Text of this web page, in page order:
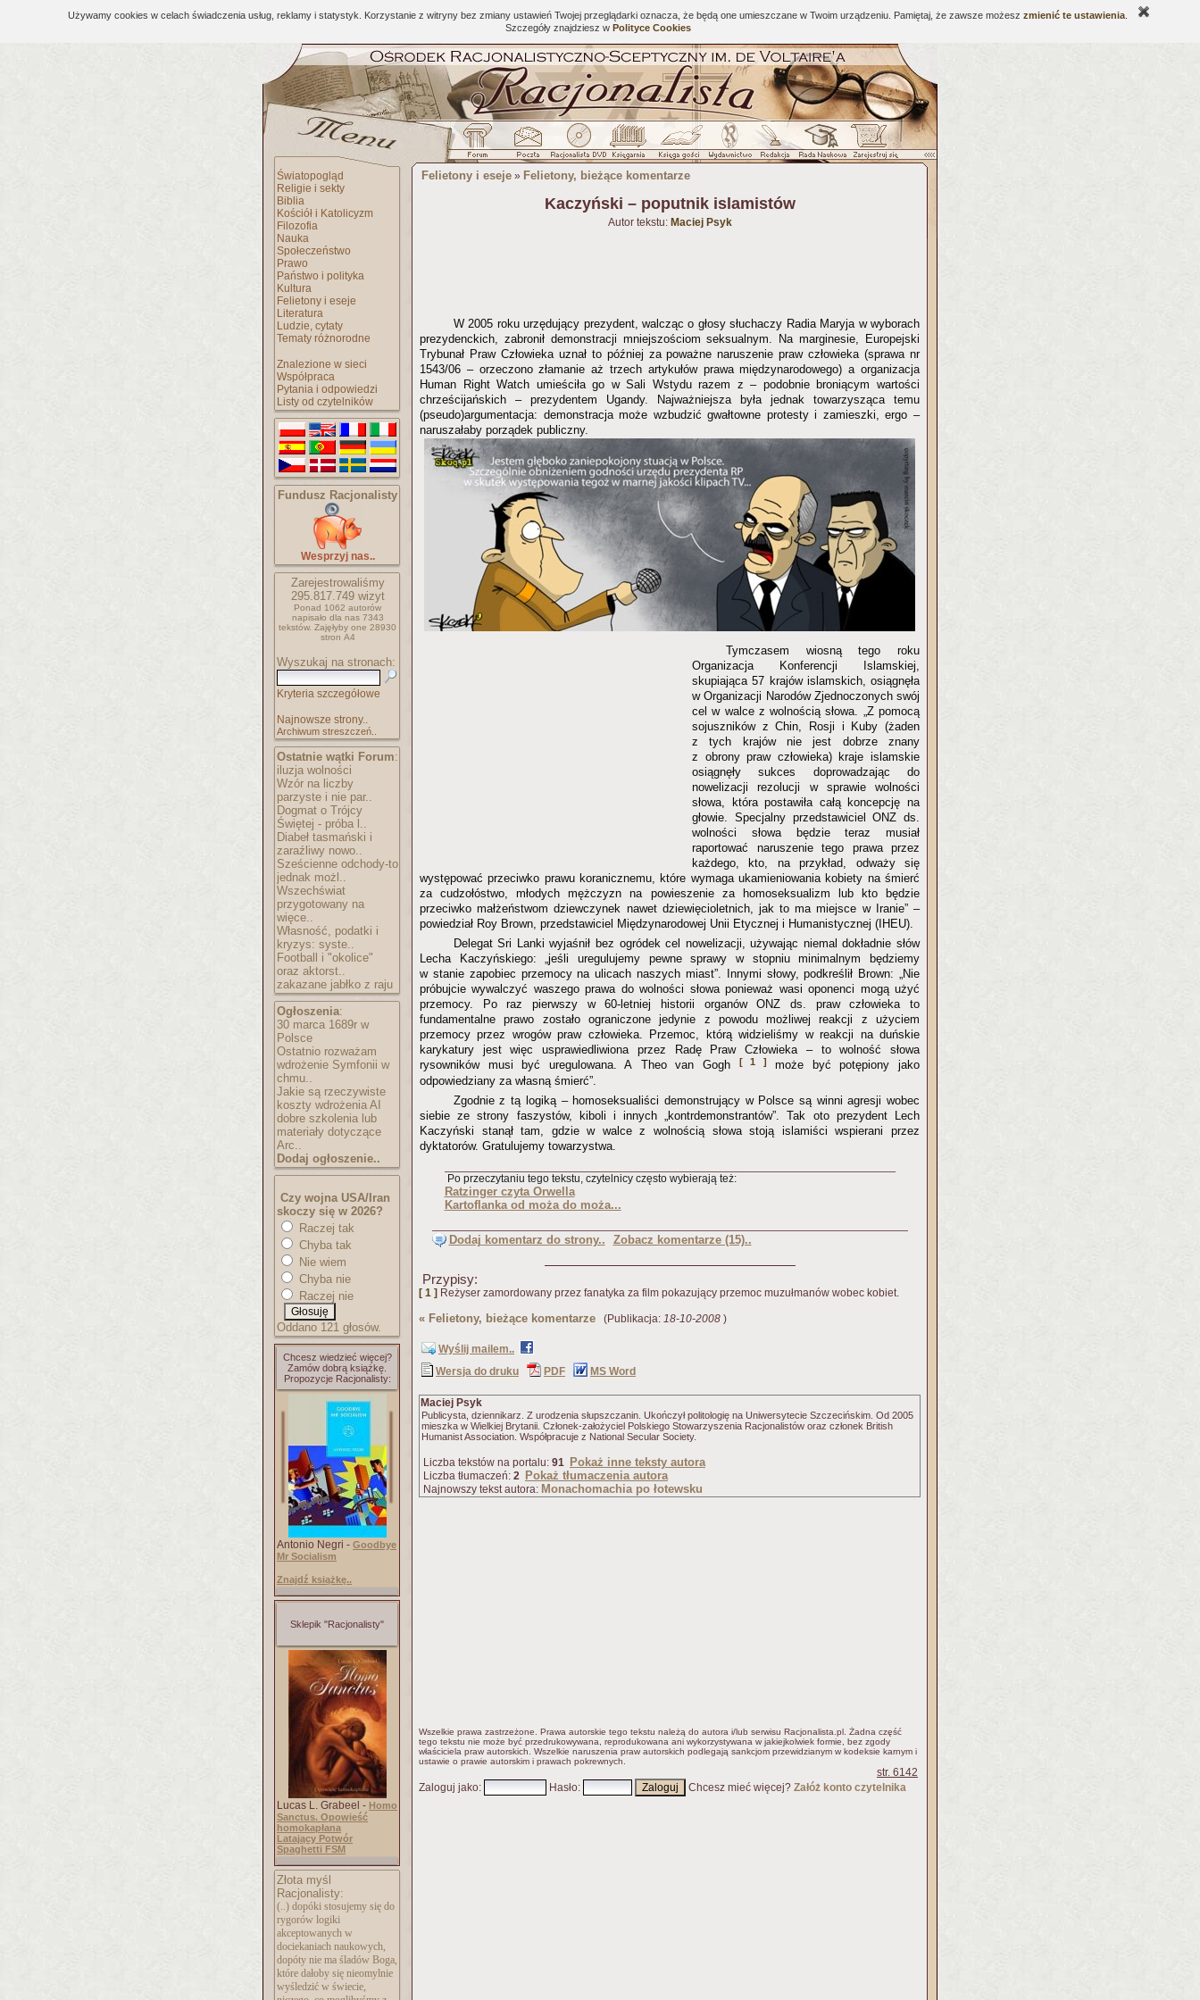
Używamy cookies w celach świadczenia usług, reklamy i statystyk. Korzystanie z witryny bez zmiany ustawień Twojej przeglądarki oznacza, że będą one umieszczane w Twoim urządzeniu. Pamiętaj, że zawsze możesz zmienić te ustawienia
Szczegóły znajdziesz w Polityce Cookies
Światopogląd
Religie i sekty
Biblia
Kościół i Katolicyzm
Filozofia
Nauka
Społeczeństwo
Prawo
Państwo i polityka
Kultura
Felietony i eseje
Literatura
Ludzie, cytaty
Tematy różnorodne
Znalezione w sieci
Współpraca
Pytania i odpowiedzi
Listy od czytelników
Fundusz Racjonalisty
Wesprzyj nas..
Zarejestrowaliśmy
295.817.749wizyt
Ponad 1062 autorów
napisało dla nas 7343
tekstów. Zajęłyby one 28930
stron A4
Wyszukaj na stronach:
Kryteria szczegółowe
Najnowsze strony..
Archiwum streszczeń..
Ostatnie wątki Forum:
iluzja wolności
Wzór na liczby
parzyste i nie par..
Dogmat o Trójcy
Świętej - próba l..
Diabeł tasmański i
zaraźliwy nowo..
Sześcienne odchody-to
jednak możl..
Wszechświat
przygotowany na
więce..
Własność, podatki i
kryzys: syste..
Football i "okolice"
oraz aktorst..
zakazane jabłko z raju
Ogłoszenia:
30 marca 1689r w
Polsce
Ostatnio rozważam
wdrożenie Symfonii w
chmu..
Jakie są rzeczywiste
koszty wdrożenia AI
dobre szkolenia lub
materiały dotyczące
Arc..
Dodaj ogłoszenie..
Czy wojna USA/Iran
skoczy się w 2026?
Raczej tak
Chyba tak
Nie wiem
Chyba nie
Raczej nie
Oddano 121 głosów.
Chcesz wiedzieć więcej?
Zamów dobrą książkę.
Propozycje Racjonalisty:
Antonio Negri - Goodbye
Mr Socialism
Znajdź książkę..
Sklepik "Racjonalisty"
Lucas L. Grabeel - Homo
Sanctus. Opowieść
homokapłana
Latający Potwór
Spaghetti FSM
Złota myśl
Racjonalisty:
(..) dopóki stosujemy się do
rygorów logiki
akceptowanych w
dociekaniach naukowych,
dopóty nie ma śladów Boga,
które dałoby się nieomylnie
wyśledzić w świecie,
Felietony i eseje » Felietony, bieżące komentarze
Kaczyński – poputnik islamistów
Autor tekstu: Maciej Psyk
W 2005 roku urzędujący prezydent, walcząc o głosy słuchaczy Radia Maryja w wyborach
prezydenckich, zabronił demonstracji mniejszościom seksualnym. Na marginesie, Europejski
Trybunał Praw Człowieka uznał to później za poważne naruszenie praw człowieka (sprawa nr
1543/06 – orzeczono złamanie aż trzech artykułów prawa międzynarodowego) a organizacja
Human Right Watch umieściła go w Sali Wstydu razem z – podobnie broniącym wartości
chrześcijańskich – prezydentem Ugandy. Najważniejsza była jednak towarzysząca temu
(pseudo)argumentacja: demonstracja może wzbudzić gwałtowne protesty i zamieszki, ergo –
naruszałaby porządek publiczny.
Tymczasem wiosną tego roku
Organizacja Konferencji Islamskiej,
skupiająca 57 krajów islamskich, osiągnęła
w Organizacji Narodów Zjednoczonych swój
cel w walce z wolnością słowa. „Z pomocą
sojuszników z Chin, Rosji i Kuby (żaden
z tych krajów nie jest dobrze znany
z obrony praw człowieka) kraje islamskie
osiągnęły sukces doprowadzając do
nowelizacji rezolucji w sprawie wolności
słowa, która postawiła całą koncepcję na
głowie. Specjalny przedstawiciel ONZ ds.
wolności słowa będzie teraz musiał
raportować naruszenie tego prawa przez
każdego, kto, na przykład, odważy się
występować przeciwko prawu koranicznemu, które wymaga ukamieniowania kobiety na śmierć
za cudzołóstwo, młodych mężczyzn na powieszenie za homoseksualizm lub kto będzie
przeciwko małżeństwom dziewczynek nawet dziewięcioletnich, jak to ma miejsce w Iranie” –
powiedział Roy Brown, przedstawiciel Międzynarodowej Unii Etycznej i Humanistycznej (IHEU).
Delegat Sri Lanki wyjaśnił bez ogródek cel nowelizacji, używając niemal dokładnie słów
Lecha Kaczyńskiego: „jeśli uregulujemy pewne sprawy w stopniu minimalnym będziemy
w stanie zapobiec przemocy na ulicach naszych miast”. Innymi słowy, podkreślił Brown: „Nie
próbujcie wywalczyć waszego prawa do wolności słowa ponieważ wasi oponenci mogą użyć
przemocy. Po raz pierwszy w 60-letniej historii organów ONZ ds. praw człowieka to
fundamentalne prawo zostało ograniczone jedynie z powodu możliwej reakcji z użyciem
przemocy przez wrogów praw człowieka. Przemoc, którą widzieliśmy w reakcji na duńskie
karykatury jest więc usprawiedliwiona przez Radę Praw Człowieka – to wolność słowa
rysowników musi być uregulowana. A Theo van Gogh
[ 1 ]
może być potępiony jako
odpowiedziany za własną śmierć”.
Zgodnie z tą logiką – homoseksualiści demonstrujący w Polsce są winni agresji wobec
siebie ze strony faszystów, kiboli i innych „kontrdemonstrantów”. Tak oto prezydent Lech
Kaczyński stanął tam, gdzie w walce z wolnością słowa stoją islamiści wspierani przez
dyktatorów. Gratulujemy towarzystwa.
Po przeczytaniu tego tekstu, czytelnicy często wybierają też:
Ratzinger czyta Orwella
Kartoflanka od moża do moża...
Dodaj komentarz do strony.. Zobacz komentarze (15)..
Przypisy:
[ 1 ] Reżyser zamordowany przez fanatyka za film pokazujący przemoc muzułmanów wobec kobiet.
« Felietony, bieżące komentarze (Publikacja: 18-10-2008 )
Wyślij mailem..
Wersja do druku
PDF MS Word
Maciej Psyk
Publicysta, dziennikarz. Z urodzenia słupszczanin. Ukończył politologię na Uniwersytecie Szczecińskim. Od 2005
mieszka w Wielkiej Brytanii. Członek-założyciel Polskiego Stowarzyszenia Racjonalistów oraz członek British
Humanist Association. Współpracuje z National Secular Society.
Liczba tekstów na portalu: 91 Pokaż inne teksty autora
Liczba tłumaczeń: 2 Pokaż tłumaczenia autora
Najnowszy tekst autora: Monachomachia po łotewsku
Wszelkie prawa zastrzeżone. Prawa autorskie tego tekstu należą do autora i/lub serwisu Racjonalista.pl. Żadna część
tego tekstu nie może być przedrukowywana, reprodukowana ani wykorzystywana w jakiejkolwiek formie, bez zgody
właściciela praw autorskich. Wszelkie naruszenia praw autorskich podlegają sankcjom przewidzianym w kodeksie karnym i
ustawie o prawie autorskim i prawach pokrewnych.
str. 6142
Zaloguj jako: Hasło: Chcesz mieć więcej? Załóż konto czytelnika